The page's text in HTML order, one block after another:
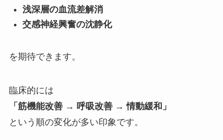
浅深層の血流差解消
交感神経興奮の沈静化
を期待できます。
臨床的には
「筋機能改善 → 呼吸改善 → 情動緩和」
という順の変化が多い印象です。